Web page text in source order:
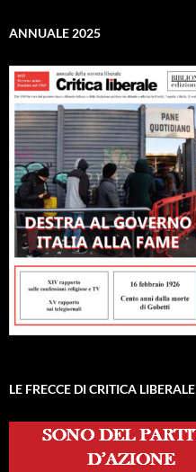
ANNUALE 2025
LE FRECCE DI CRITICA LIBERALE